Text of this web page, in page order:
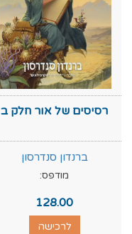
רסיסים של אור חלק ב
ברנדון סנדרסון
מודפס:
128.00
לרכישה